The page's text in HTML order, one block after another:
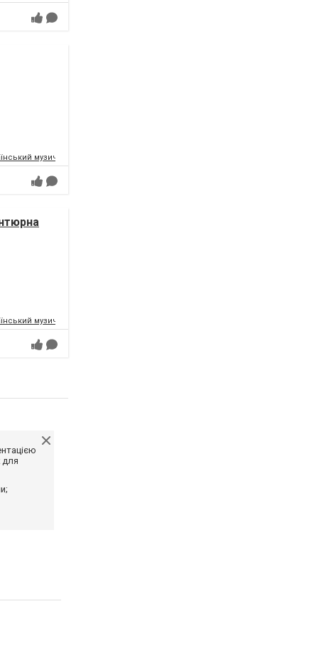
музично-драматичний театр ім.Т.Г.Шевченка
музично-драматичний театр ім.Т.Г.Шевченка
для